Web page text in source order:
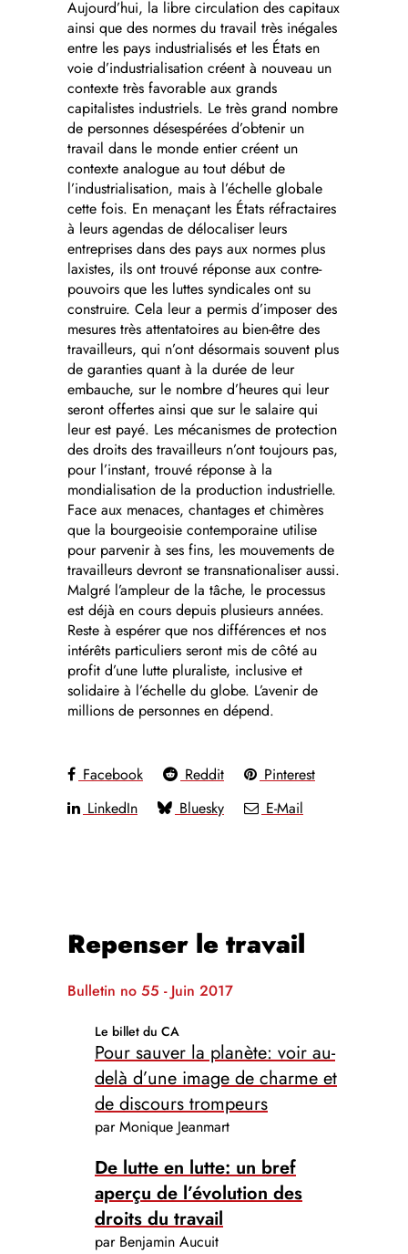
Aujourd’hui, la libre circulation des capitaux
ainsi que des normes du travail très inégales
entre les pays industrialisés et les États en
voie d’industrialisation créent à nouveau un
contexte très favorable aux grands
capitalistes industriels. Le très grand nombre
de personnes désespérées d’obtenir un
travail dans le monde entier créent un
contexte analogue au tout début de
l’industrialisation, mais à l’échelle globale
cette fois. En menaçant les États réfractaires
à leurs agendas de délocaliser leurs
entreprises dans des pays aux normes plus
laxistes, ils ont trouvé réponse aux contre-
pouvoirs que les luttes syndicales ont su
construire. Cela leur a permis d’imposer des
mesures très attentatoires au bien-être des
travailleurs, qui n’ont désormais souvent plus
de garanties quant à la durée de leur
embauche, sur le nombre d’heures qui leur
seront offertes ainsi que sur le salaire qui
leur est payé. Les mécanismes de protection
des droits des travailleurs n’ont toujours pas,
pour l’instant, trouvé réponse à la
mondialisation de la production industrielle.
Face aux menaces, chantages et chimères
que la bourgeoisie contemporaine utilise
pour parvenir à ses fins, les mouvements de
travailleurs devront se transnationaliser aussi.
Malgré l’ampleur de la tâche, le processus
est déjà en cours depuis plusieurs années.
Reste à espérer que nos différences et nos
intérêts particuliers seront mis de côté au
profit d’une lutte pluraliste, inclusive et
solidaire à l’échelle du globe. L’avenir de
millions de personnes en dépend.
Facebook Reddit
Pinterest
LinkedIn
Bluesky E-Mail
Repenser le travail
Bulletin no 55 - Juin 2017
Le billet du CA
Pour sauver la planète: voir au-
delà d’une image de charme et
de discours trompeurs
par Monique Jeanmart
De lutte en lutte: un bref
aperçu de l’évolution des
droits du travail
par Benjamin Aucuit